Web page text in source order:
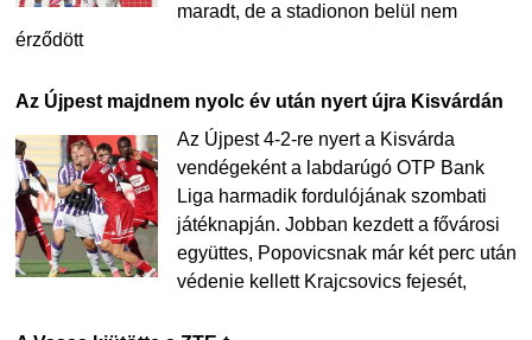
maradt, de a stadionon belül nem
érződött
Az Újpest majdnem nyolc év után nyert újra Kisvárdán
Az Újpest 4-2-re nyert a Kisvárda
vendégeként a labdarúgó OTP Bank
Liga harmadik fordulójának szombati
játéknapján. Jobban kezdett a fővárosi
együttes, Popovicsnak már két perc után
védenie kellett Krajcsovics fejesét,